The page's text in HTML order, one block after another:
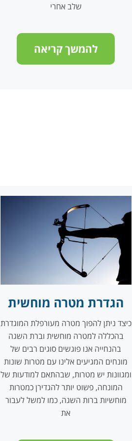
שלב אחרי
להמשך קריאה
הגדרת מטרה מוחשית
כיצד ניתן להפוך מטרה מעורפלת המוגדרת
בהכללה למטרה מוחשית וברת השגה
בהנחייה אנו פוגשים סוגים רבים של
מונחים המגיעים אלינו עם מטרות שונות
ומגוונות יש מטרות, שבהתאם למודעות של
המונחה, פשוט יותר להגדירן כמטרות
מוחשיות ברות השגה, כמו למשל לעבור
את